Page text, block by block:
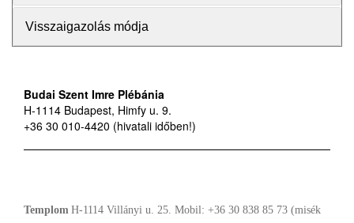
Visszaigazolás módja
Budai Szent Imre Plébánia
H-1114 Budapest, Himfy u. 9.
+36 30 010-4420 (hivatali időben!)
Templom H-1114 Villányi u. 25. Mobil: +36 30 838 85 73 (misék